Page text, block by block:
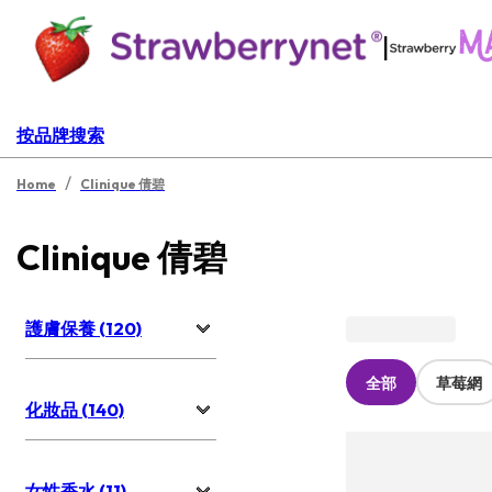
|
按品牌搜索
Home / Clinique 倩碧
Clinique 倩碧
護膚保養 (120)
化妝品 (140)
全部 草莓網